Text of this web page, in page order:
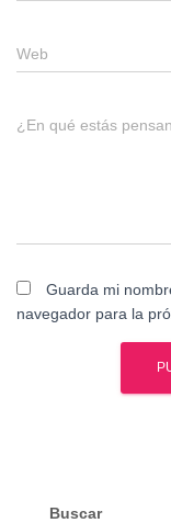
Web
¿En qué estás
Guarda mi
navegador para la
Buscar